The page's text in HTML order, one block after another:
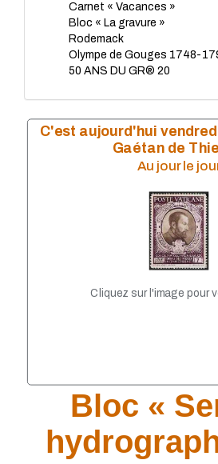
TP - Août 2022
TP - Juillet 2022
TP - Juin 2022
TP - Mai 2022
TP - Avril 2022
TP - Janvier 2022
TP - Novembre 2021
TP - Octobre 2021
TP - Septembre 2021
TP - Février 2021
TP - Novembre 2020
TP - Mai 2020
TP - Avril 2020
TP - Février 2020
TP - Janvier 2020
Carnet « Vacances »
Bloc « La gravure »
Rodemack
Olympe de Gouges 1748-
50 ANS DU GR® 20
C'est aujourd'hui
Gaétan de
Au jour le
Cliquez sur l'image pour
Bloc «